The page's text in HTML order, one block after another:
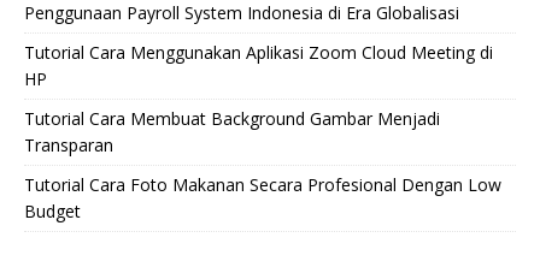
Penggunaan Payroll System Indonesia di Era Globalisasi
Tutorial Cara Menggunakan Aplikasi Zoom Cloud Meeting di
HP
Tutorial Cara Membuat Background Gambar Menjadi
Transparan
Tutorial Cara Foto Makanan Secara Profesional Dengan Low
Budget